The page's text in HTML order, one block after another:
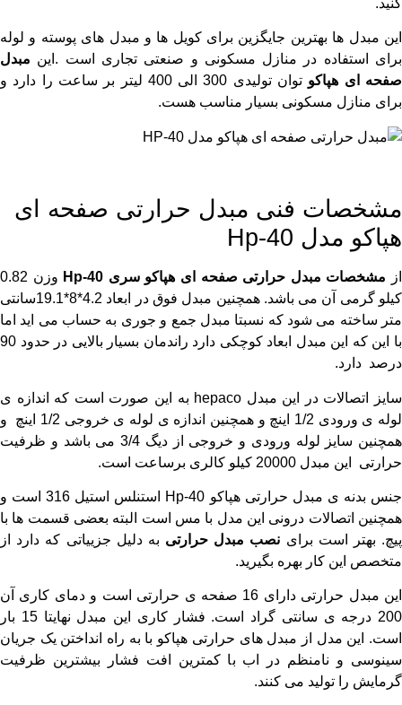
این مبدل ها بهترین جایگزین برای کویل ها و مبدل های پوسته و لوله
برای استفاده در منازل مسکونی و صنعتی تجاری است .این مبدل
صفحه ای هپاکو
توان تولیدی 300 الی 400 لیتر بر ساعت را دارد و
برای منازل مسکونی بسیار مناسب هست.
مشخصات فنی مبدل حرارتی صفحه ای
هپاکو مدل Hp-40
از مشخصات مبدل حرارتی صفحه ای هپاکو سری Hp-40
وزن 0.82
کیلو گرمی آن می باشد. همچنین مبدل فوق در ابعاد 4.2*8*19.1سانتی
متر ساخته می شود که نسبتا مبدل جمع و جوری به حساب می اید اما
با این که این مبدل ابعاد کوچکی دارد راندمان بسیار بالایی در حدود 90
درصد دارد.
سایز اتصالات در این مبدل hepaco به این صورت است که اندازه ی
لوله ی ورودی 1/2 اینچ و همچنین اندازه ی لوله ی خروجی 1/2 اینچ و
همچنین سایز لوله ورودی و خروجی از دیگ 3/4 می باشد و ظرفیت
حرارتی این مبدل 20000 کیلو کالری برساعت است.
جنس بدنه ی مبدل حرارتی هپاکو Hp-40 استنلس استیل 316 است و
همچنین اتصالات درونی این مدل با مس است البته بعضی قسمت ها با
پیچ. بهتر است برای نصب مبدل حرارتی به دلیل جزییاتی که دارد از
متخصص این کار بهره بگیرید.
این مبدل حرارتی
دارای 16 صفحه ی حرارتی است و دمای کاری آن
200 درجه ی سانتی گراد است. فشار کاری این مبدل نهایتا 15 بار
است. این مدل از مبدل های حرارتی هپاکو با به راه انداختن یک جریان
سینوسی و نامنظم در اب با کمترین افت فشار بیشترین ظرفیت
گرمایش را تولید می کنند.